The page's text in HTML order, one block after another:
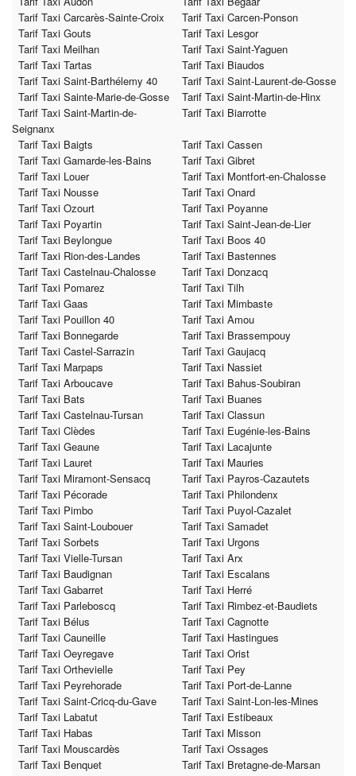
Tarif Taxi Carcarès-Sainte-Croix
Tarif Taxi Carcen-Ponson
Tarif Taxi Gouts
Tarif Taxi Lesgor
Tarif Taxi Meilhan
Tarif Taxi Saint-Yaguen
Tarif Taxi Tartas
Tarif Taxi Biaudos
Tarif Taxi Saint-Barthélemy 40
Tarif Taxi Saint-Laurent-de-Gosse
Tarif Taxi Sainte-Marie-de-Gosse
Tarif Taxi Saint-Martin-de-Hinx
Tarif Taxi Saint-Martin-de-
Seignanx
Tarif Taxi Biarrotte
Tarif Taxi Baigts
Tarif Taxi Cassen
Tarif Taxi Gamarde-les-Bains
Tarif Taxi Gibret
Tarif Taxi Louer
Tarif Taxi Montfort-en-Chalosse
Tarif Taxi Nousse
Tarif Taxi Onard
Tarif Taxi Ozourt
Tarif Taxi Poyanne
Tarif Taxi Poyartin
Tarif Taxi Saint-Jean-de-Lier
Tarif Taxi Beylongue
Tarif Taxi Boos 40
Tarif Taxi Rion-des-Landes
Tarif Taxi Bastennes
Tarif Taxi Castelnau-Chalosse
Tarif Taxi Donzacq
Tarif Taxi Pomarez
Tarif Taxi Tilh
Tarif Taxi Gaas
Tarif Taxi Mimbaste
Tarif Taxi Pouillon 40
Tarif Taxi Amou
Tarif Taxi Bonnegarde
Tarif Taxi Brassempouy
Tarif Taxi Castel-Sarrazin
Tarif Taxi Gaujacq
Tarif Taxi Marpaps
Tarif Taxi Nassiet
Tarif Taxi Arboucave
Tarif Taxi Bahus-Soubiran
Tarif Taxi Bats
Tarif Taxi Buanes
Tarif Taxi Castelnau-Tursan
Tarif Taxi Classun
Tarif Taxi Clèdes
Tarif Taxi Eugénie-les-Bains
Tarif Taxi Geaune
Tarif Taxi Lacajunte
Tarif Taxi Lauret
Tarif Taxi Mauries
Tarif Taxi Miramont-Sensacq
Tarif Taxi Payros-Cazautets
Tarif Taxi Pécorade
Tarif Taxi Philondenx
Tarif Taxi Pimbo
Tarif Taxi Puyol-Cazalet
Tarif Taxi Saint-Loubouer
Tarif Taxi Samadet
Tarif Taxi Sorbets
Tarif Taxi Urgons
Tarif Taxi Vielle-Tursan
Tarif Taxi Arx
Tarif Taxi Baudignan
Tarif Taxi Escalans
Tarif Taxi Gabarret
Tarif Taxi Herré
Tarif Taxi Parleboscq
Tarif Taxi Rimbez-et-Baudiets
Tarif Taxi Bélus
Tarif Taxi Cagnotte
Tarif Taxi Cauneille
Tarif Taxi Hastingues
Tarif Taxi Oeyregave
Tarif Taxi Orist
Tarif Taxi Orthevielle
Tarif Taxi Pey
Tarif Taxi Peyrehorade
Tarif Taxi Port-de-Lanne
Tarif Taxi Saint-Cricq-du-Gave
Tarif Taxi Saint-Lon-les-Mines
Tarif Taxi Labatut
Tarif Taxi Estibeaux
Tarif Taxi Habas
Tarif Taxi Misson
Tarif Taxi Mouscardès
Tarif Taxi Ossages
Tarif Taxi Benquet
Tarif Taxi Bretagne-de-Marsan